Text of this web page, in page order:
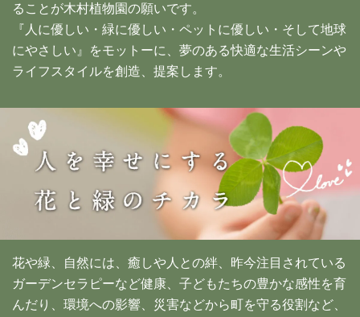
ることが木村植物園の願いです。
『人に優しい・緑に優しい・ペットに優しい・そして地球
にやさしい』をモットーに、夢のある快適な生活シーンや
ライフスタイルを創造、提案します。
花や緑、自然には、癒しや人との絆、昨今注目されている
ガーデンセラピーなど健康、子どもたちの豊かな感性を育
んだり、環境への影響、災害などから町を守る役割など、